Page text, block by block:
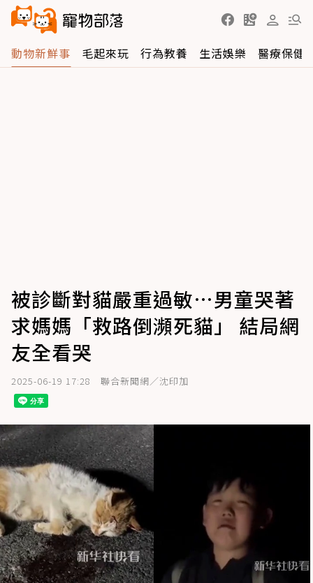
動物新鮮事 毛起來玩 行為教養 生活娛樂 醫療保健
被診斷對貓嚴重過敏…男童哭著
求媽媽「救路倒瀕死貓」 結局網
友全看哭
2025-06-19 17:28 聯合新聞網／沈印加